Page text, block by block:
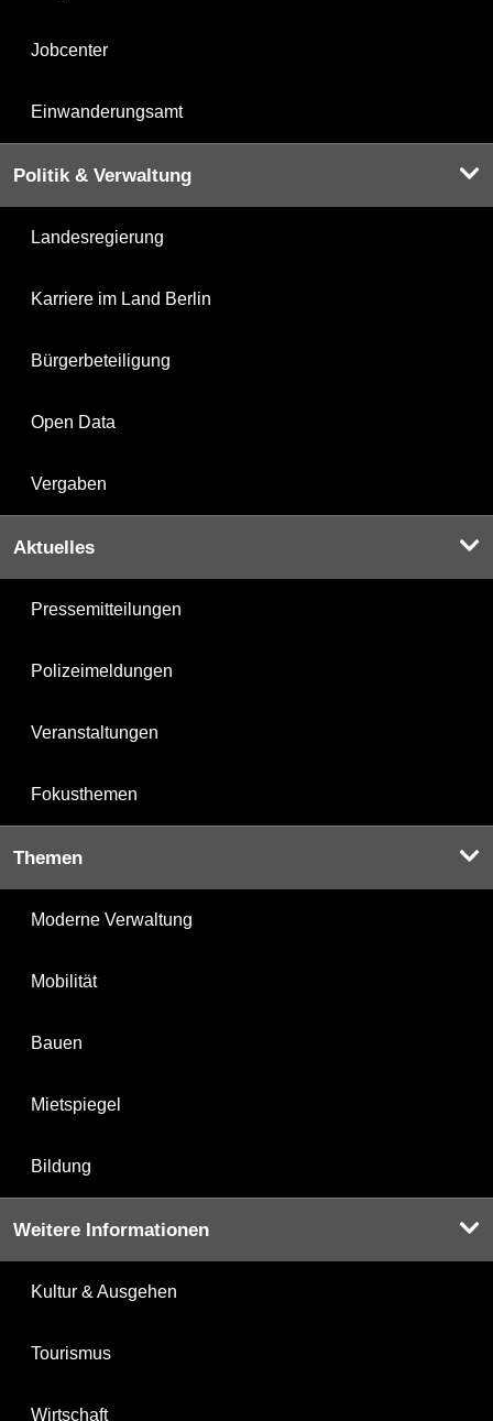
Jobcenter
Einwanderungsamt
Politik & Verwaltung
Landesregierung
Karriere im Land Berlin
Bürgerbeteiligung
Open Data
Vergaben
Aktuelles
Pressemitteilungen
Polizeimeldungen
Veranstaltungen
Fokusthemen
Themen
Moderne Verwaltung
Mobilität
Bauen
Mietspiegel
Bildung
Weitere Informationen
Kultur & Ausgehen
Tourismus
Wirtschaft